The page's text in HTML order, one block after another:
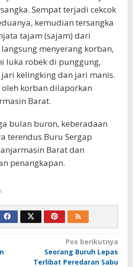
Sempat terjadi cekcok
kemudian tersangka
tajam (sajam) dari
menyerang korban,
luka robek di punggung,
kelingking dan jari manis.
korban dilaporkan
Barat.
bulan buron, keberadaan
terendus Buru Sergap
Barat dan
penangkapan.
Pos berikutnya
Seorang Buruh Lepas
Terlibat Peredaran Sabu